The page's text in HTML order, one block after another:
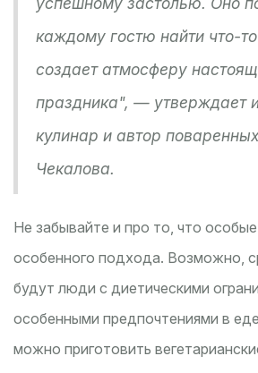
каждому гостю найти что-
создает атмосферу
праздника", — утверждает
кулинар и автор
Чекалова.
Не забывайте и про то, что
особенного подхода. Возможно,
будут люди с диетическими
особенными предпочтениями в
можно приготовить